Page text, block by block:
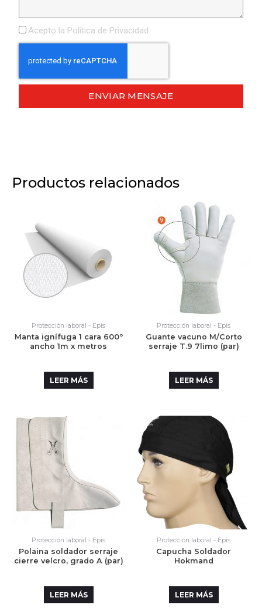
Acepto la Política de Privacidad
ENVIAR MENSAJE
Productos relacionados
Protección laboral - Epis
Manta ignífuga 1 cara 600º
ancho 1m x metros
LEER MÁS
Protección laboral - Epis
Guante vacuno M/Corto
serraje T.9 7limo (par)
LEER MÁS
Protección laboral - Epis
Polaina soldador serraje
cierre velcro, grado A (par)
LEER MÁS
Protección laboral - Epis
Capucha Soldador
Hokmand
LEER MÁS